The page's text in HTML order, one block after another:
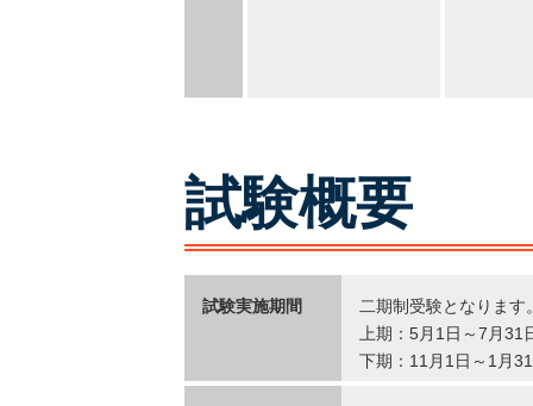
試験概要
試験実施期間
二期制受験となります
上期：5月1日～7月31
下期：11月1日～1月